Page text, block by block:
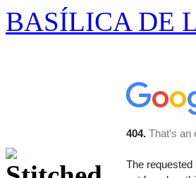
BASÍLICA DE